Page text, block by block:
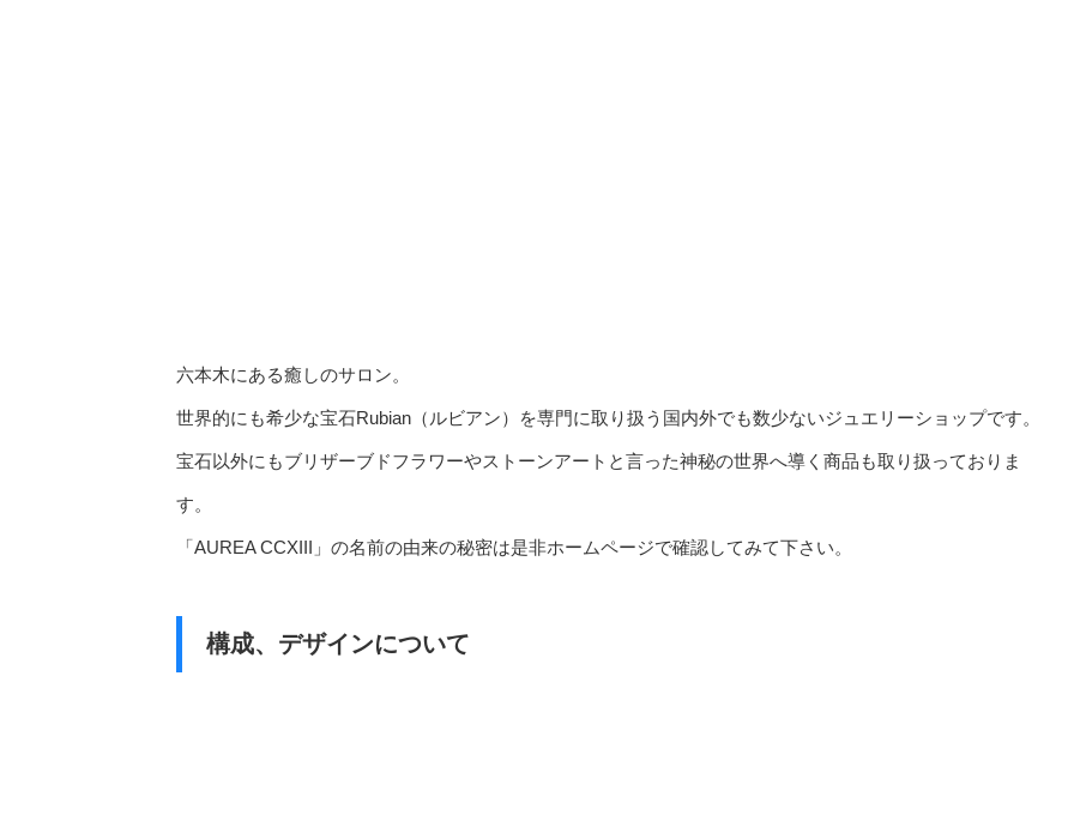
六本木にある癒しのサロン。
世界的にも希少な宝石Rubian（ルビアン）を専門に取り扱う国内外でも数少ないジュエリーショップです。
宝石以外にもブリザーブドフラワーやストーンアートと言った神秘の世界へ導く商品も取り扱っておりま
す。
「AUREA CCXIII」の名前の由来の秘密は是非ホームページで確認してみて下さい。
構成、デザインについて